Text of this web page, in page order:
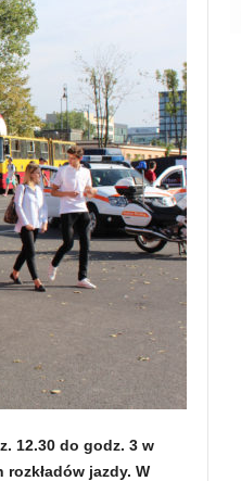
12.30 do godz. 3 w
jazdy. W